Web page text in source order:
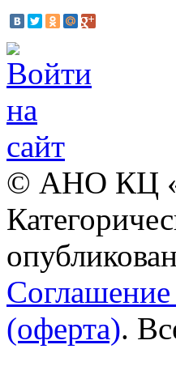
© АНО КЦ
(оферта).